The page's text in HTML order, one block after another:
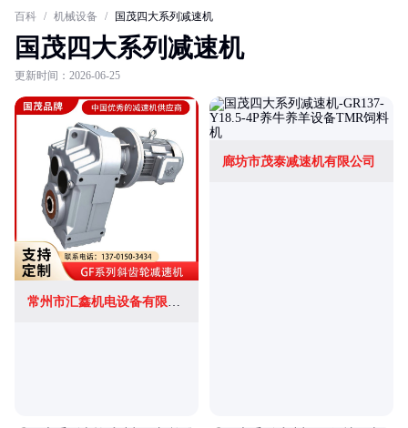
百科 / 机械设备 / 国茂四大系列减速机
国茂四大系列减速机
更新时间：2026-06-25
常州市汇鑫机电设备有限公司
廊坊市茂泰减速机有限公司